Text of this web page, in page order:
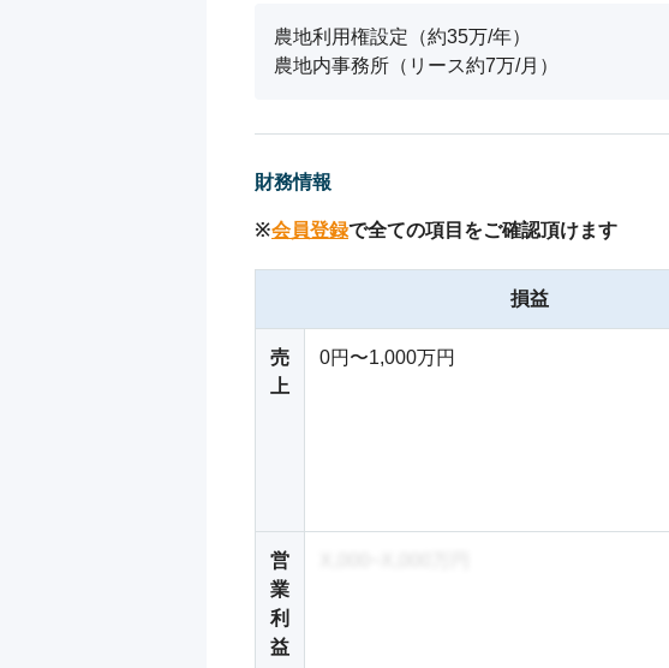
農地利用権設定（約35万/年）
農地内事務所（リース約7万/月）
財務情報
※会員登録で全ての項目をご確認頂けます
損益
売
上
0円〜1,000万円
営
業
利
益